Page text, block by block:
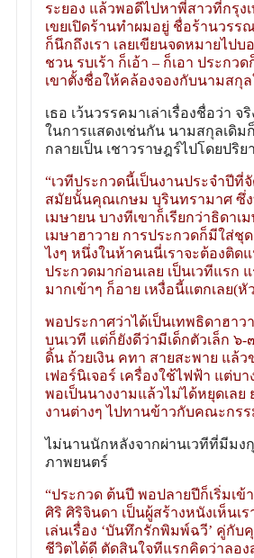
ระยอง แล้วพอดีไปหาพี่สาวที่กรุ
เขยเปิดร้านทำผมอยู่ ชื่อร้านวร
ก็นึกถึงเรา เลยเขียนจดหมายไป
ชวน รบเร้า ก็เอ้า – ก็เอา ประก
เขาตั้งชื่อให้คล้องจองกับนามสกุ
เธอ เว้นวรรคมาเล่าเรื่องชื่อว่า
ในการแสดงเช่นกัน นามสกุลเดิม
กลายเป็น เชาวราษฎร์ไปโดยปริย
“เวทีประกวดนี้เป็นงานประจำปี
สมัยนั้นคุณเกษม บุรินทรามาศ ซึ่ง
เมษายน บางทีเขาก็เรียกว่าธิดา
เมษาฮาวาย การประกวดก็มีใส่
ไงๆ หนึ่งในห้าคนนี่เราจะต้องติด
ประกวดมาก่อนเลย เป็นเวทีแรก
มากเข้าๆ ก็อาย เหงื่อนี้แตกเลย(หั
พอประกาศว่าได้เป็นเทพธิดาฮาว
บนเวที แต่ก็ยังดีว่ามีเด็กตัวเล็ก
ดิ้น ถ้วยเงิน คทา สายสะพาย แล้ว
เฟอร์นิเจอร์ เครื่องใช้ไฟฟ้า แต่บ
พอเป็นนางงามแล้วไม่ได้หยุดเลย
งานต่างๆ ไปทานข้าวกับคณะกร
ไม่นานนักหลังจากผ่านเวทีที่มีมง
ภาพยนตร์
“ประกวด ต้นปี พอปลายปีก็เริ่มเ
ศิริ ศิริจินดา เป็นผู้สร้างหนังเห็นเ
เล่นเรื่อง ‘บันทึกรักพิมพ์ฉวี’ คู่กั
ชีวิตได้ดี ตัดสินใจทีแรกคิดว่าลอง